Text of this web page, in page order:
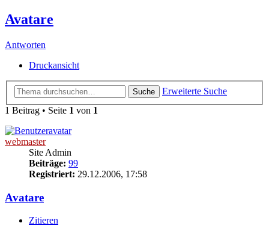
Avatare
Antworten
Druckansicht
Suche
Erweiterte Suche
1 Beitrag • Seite 1 von 1
webmaster
Site Admin
Beiträge: 99
Registriert: 29.12.2006, 17:58
Avatare
Zitieren